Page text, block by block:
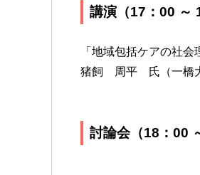
講演（17：00 ～
「地域包括ケアの社会
猪飼 周平 氏（一橋
討論会（18：00